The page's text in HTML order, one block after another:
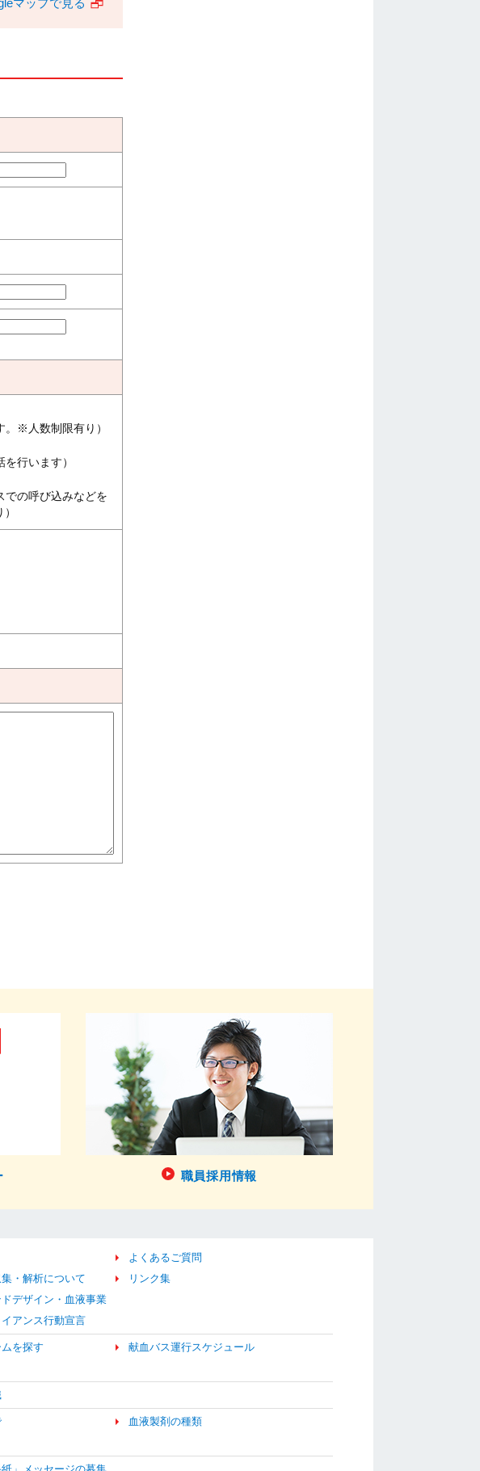
マップで見る
。※人数制限有り）
行います）
での呼び込みなどを
職員採用情報
よくあるご質問
・解析について
リンク集
デザイン・血液事業
アンス行動宣言
を探す
献血バス運行スケジュール
血液製剤の種類